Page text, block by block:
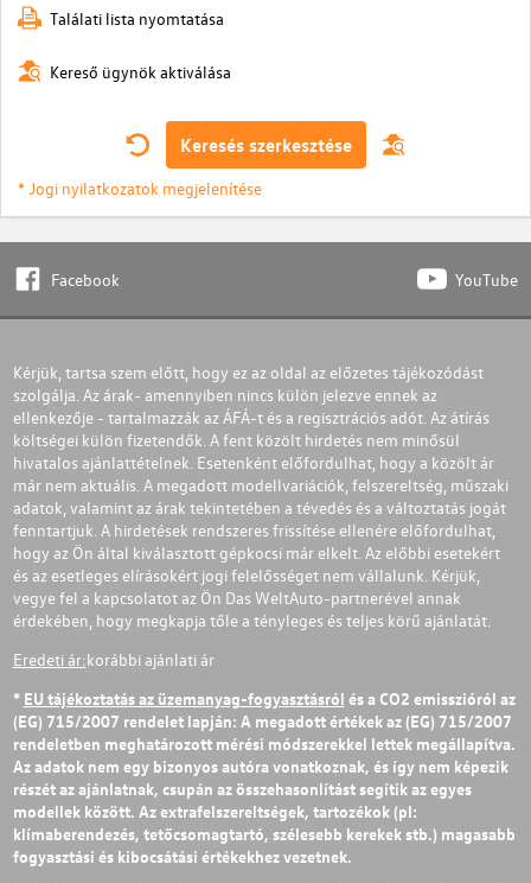
Találati lista nyomtatása
Kereső ügynök aktiválása
Keresés szerkesztése
* Jogi nyilatkozatok megjelenítése
Facebook YouTube
Kérjük, tartsa szem előtt, hogy ez az oldal az előzetes tájékozódást
szolgálja. Az árak- amennyiben nincs külön jelezve ennek az
ellenkezője - tartalmazzák az ÁFÁ-t és a regisztrációs adót. Az átírás
költségei külön fizetendők. A fent közölt hirdetés nem minősül
hivatalos ajánlattételnek. Esetenként előfordulhat, hogy a közölt ár
már nem aktuális. A megadott modellvariációk, felszereltség, műszaki
adatok, valamint az árak tekintetében a tévedés és a változtatás jogát
fenntartjuk. A hirdetések rendszeres frissítése ellenére előfordulhat,
hogy az Ön által kiválasztott gépkocsi már elkelt. Az előbbi esetekért
és az esetleges elírásokért jogi felelősséget nem vállalunk. Kérjük,
vegye fel a kapcsolatot az Ön Das WeltAuto-partnerével annak
érdekében, hogy megkapja tőle a tényleges és teljes körű ajánlatát.
Eredeti ár:korábbi ajánlati ár
* EU tájékoztatás az üzemanyag-fogyasztásról és a CO2 emisszióról az
(EG) 715/2007 rendelet lapján: A megadott értékek az (EG) 715/2007
rendeletben meghatározott mérési módszerekkel lettek megállapítva.
Az adatok nem egy bizonyos autóra vonatkoznak, és így nem képezik
részét az ajánlatnak, csupán az összehasonlítást segítik az egyes
modellek között. Az extrafelszereltségek, tartozékok (pl:
klímaberendezés, tetőcsomagtartó, szélesebb kerekek stb.) magasabb
fogyasztási és kibocsátási értékekhez vezetnek.